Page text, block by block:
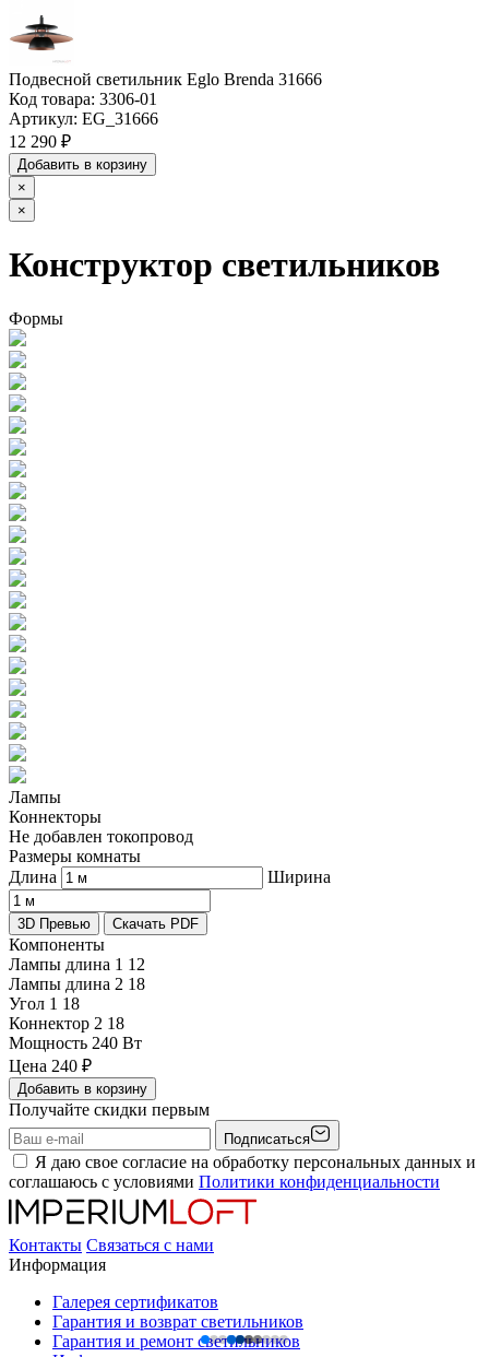
Подвесной светильник Eglo Brenda 31666
Код товара: 3306-01
Артикул: EG_31666
12 290 ₽
Добавить в корзину
×
×
Конструктор светильников
Формы
Лампы
Коннекторы
Не добавлен токопровод
Размеры комнаты
Длина
Ширина
3D Превью Скачать PDF
Компоненты
Лампы длина 1 12
Лампы длина 2 18
Угол 1 18
Коннектор 2 18
Мощность 240 Вт
Цена 240 ₽
Добавить в корзину
Получайте скидки первым
Подписаться
Я даю свое согласие на обработку персональных данных и
соглашаюсь с условиями Политики конфиденциальности
Контакты Связаться с нами
Информация
Галерея сертификатов
Гарантия и возврат светильников
Гарантия и ремонт светильников